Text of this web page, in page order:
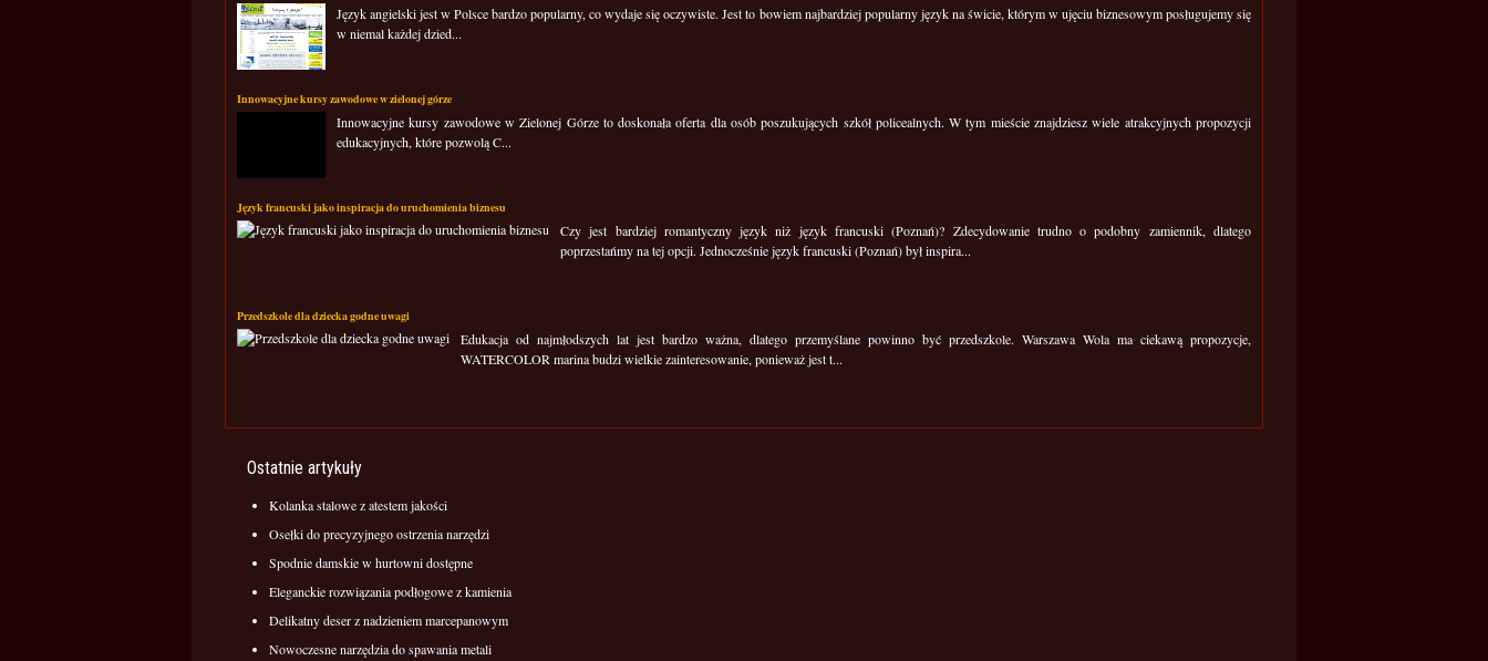
Język angielski jest w Polsce bardzo popularny, co wydaje się oczywiste. Jest to bowiem najbardziej popularny język na świcie, którym w ujęciu biznesowym posługujemy się
w niemal każdej dzied...
Innowacyjne kursy zawodowe w zielonej górze
Innowacyjne kursy zawodowe w Zielonej Górze to doskonała oferta dla osób poszukujących szkół policealnych. W tym mieście znajdziesz wiele atrakcyjnych propozycji
edukacyjnych, które pozwolą C...
Język francuski jako inspiracja do uruchomienia biznesu
Czy jest bardziej romantyczny język niż język francuski (Poznań)? Zdecydowanie trudno o podobny zamiennik, dlatego
poprzestańmy na tej opcji. Jednocześnie język francuski (Poznań) był inspira...
Przedszkole dla dziecka godne uwagi
Edukacja od najmłodszych lat jest bardzo ważna, dlatego przemyślane powinno być przedszkole. Warszawa Wola ma ciekawą propozycje,
WATERCOLOR marina budzi wielkie zainteresowanie, ponieważ jest t...
Ostatnie artykuły
Kolanka stalowe z atestem jakości
Osełki do precyzyjnego ostrzenia narzędzi
Spodnie damskie w hurtowni dostępne
Eleganckie rozwiązania podłogowe z kamienia
Delikatny deser z nadzieniem marcepanowym
Nowoczesne narzędzia do spawania metali